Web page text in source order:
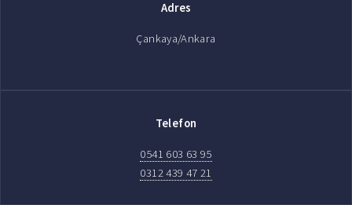
Adres
Çankaya/Ankara
Telefon
0541 603 63 95
0312 439 47 21